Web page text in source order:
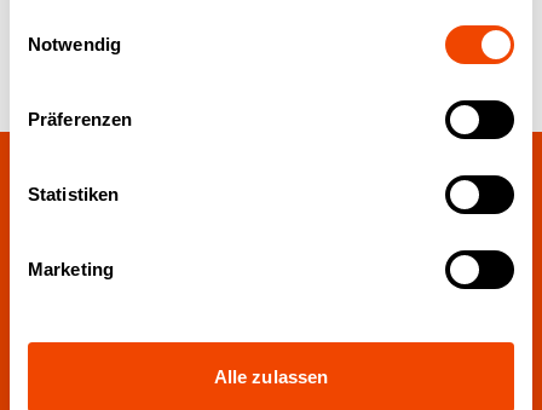
Notwendig
Präferenzen
Statistiken
Marketing
Alle zulassen
Presse-Paket